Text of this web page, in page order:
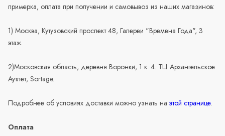
примерка, оплата при получении и самовывоз из наших магазинов:
1) Москва, Кутузовский проспект 48, Галереи "Времена Года", 3
этаж.
2)Московская область, деревня Воронки, 1 к. 4. ТЦ Архангельское
Аутлет, Sortage.
Подробнее об условиях доставки можно узнать на этой странице.
Оплата